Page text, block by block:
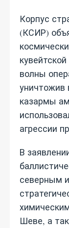
Корпус
(КСИР)
волны
уничтожив
казармы
агрессии
В
северным
Шеве, а